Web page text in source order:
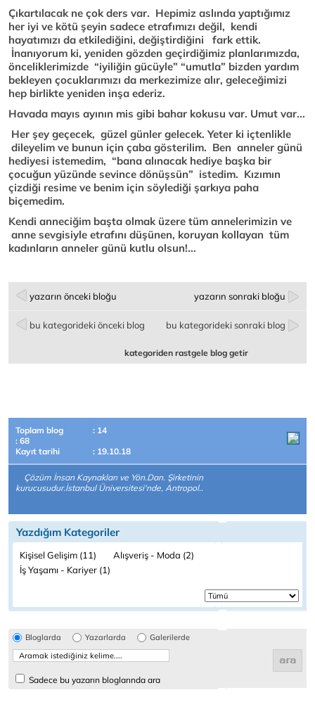
Çıkartılacak ne çok ders var. Hepimiz aslında yaptığımız
her iyi ve kötü şeyin sadece etrafımızı değil, kendi
hayatımızı da etkilediğini, değiştirdiğini fark ettik.
İnanıyorum ki, yeniden gözden geçirdiğimiz planlarımızda,
önceliklerimizde “iyiliğin gücüyle” “umutla” bizden yardım
bekleyen çocuklarımızı da merkezimize alır, geleceğimizi
hep birlikte yeniden inşa ederiz.
Havada mayıs ayının mis gibi bahar kokusu var. Umut var...
Her şey geçecek, güzel günler gelecek. Yeter ki içtenlikle
dileyelim ve bunun için çaba gösterilim. Ben anneler günü
hediyesi istemedim, “bana alınacak hediye başka bir
çocuğun yüzünde sevince dönüşsün” istedim. Kızımın
çizdiği resime ve benim için söylediği şarkıya paha
biçemedim.
Kendi anneciğim başta olmak üzere tüm annelerimizin ve
anne sevgisiyle etrafını düşünen, koruyan kollayan tüm
kadınların anneler günü kutlu olsun!...
yazarın önceki bloğu yazarın sonraki bloğu
bu kategorideki önceki blog bu kategorideki sonraki blog
kategoriden rastgele blog getir
Toplam blog
: 14
: 68
Kayıt tarihi
: 19.10.18
Çözüm İnsan Kaynakları ve Yön.Dan. Şirketinin
kurucusudur.İstanbul Üniversitesi'nde, Antropol..
Yazdığım Kategoriler
Kişisel Gelişim (11)
Alışveriş - Moda (2)
İş Yaşamı - Kariyer (1)
Bloglarda Yazarlarda Galerilerde
Sadece bu yazarın bloglarında ara